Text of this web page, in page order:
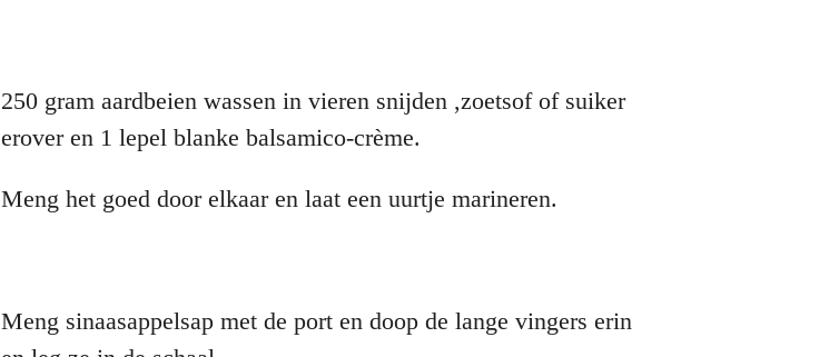
250 gram aardbeien wassen in vieren snijden ,zoetsof of suiker
erover en 1 lepel blanke balsamico-crème.
Meng het goed door elkaar en laat een uurtje marineren.
Meng sinaasappelsap met de port en doop de lange vingers erin